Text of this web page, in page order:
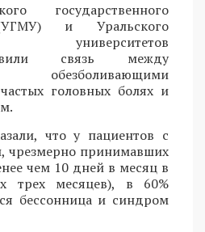
государственного
и Уральского
университетов
связь между
обезболивающими
головных болях и
что у пациентов с
чрезмерно принимавших
чем 10 дней в месяц в
трех месяцев), в 60%
бессонница и синдром